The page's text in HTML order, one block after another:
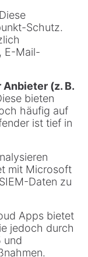
Diese
Schutz.
E-Mail-
(z. B.
bieten
häufig auf
ist tief in
mit Microsoft
Daten zu
Apps bietet
jedoch durch
und